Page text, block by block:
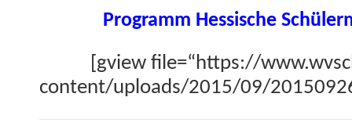
Pro­gramm Hes­sis­che
[gview file=“https://
content/uploads/2015/09/